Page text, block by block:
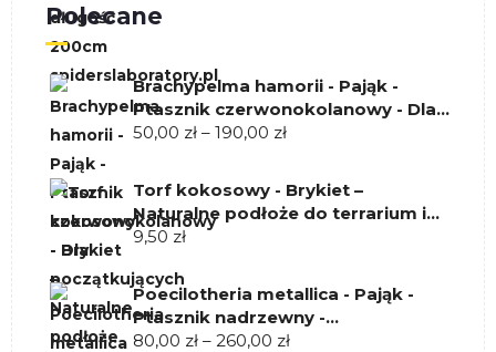
Polecane
Brachypelma hamorii - Pająk -
Ptasznik czerwonokolanowy - Dla
początkujących
50,00 zł – 190,00 złZakres
50,00 zł
do
Torf kokosowy - Brykiet –
Naturalne podłoże do terrarium i
roślin
9,50 zł
Poecilotheria metallica - Pająk -
Ptasznik nadrzewny -
Barwnobestia metaliczna - Dla
80,00 zł – 260,00 złZakres